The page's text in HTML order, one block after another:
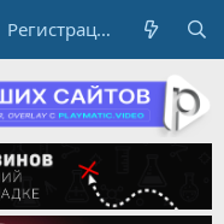
Регистрация